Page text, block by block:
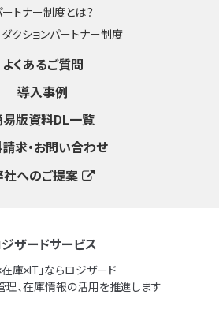
ートナー制度とは？
ダクションパートナー制度
よくあるご質問
導入事例
易版資料DL一覧
求・お問い合わせ
社へのご提案
ザードサービス
在庫×IT」ならロジザード
理、在庫情報の活用を推進します